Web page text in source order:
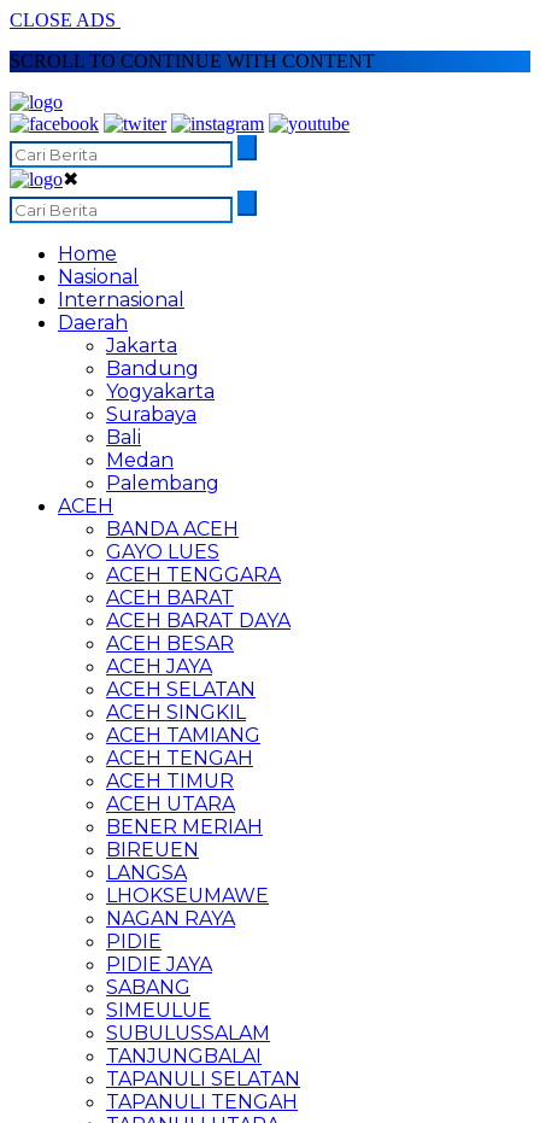
CLOSE ADS
SCROLL TO CONTINUE WITH CONTENT
✖
Home
Nasional
Internasional
Daerah
Jakarta
Bandung
Yogyakarta
Surabaya
Bali
Medan
Palembang
ACEH
BANDA ACEH
GAYO LUES
ACEH TENGGARA
ACEH BARAT
ACEH BARAT DAYA
ACEH BESAR
ACEH JAYA
ACEH SELATAN
ACEH SINGKIL
ACEH TAMIANG
ACEH TENGAH
ACEH TIMUR
ACEH UTARA
BENER MERIAH
BIREUEN
LANGSA
LHOKSEUMAWE
NAGAN RAYA
PIDIE
PIDIE JAYA
SABANG
SIMEULUE
SUBULUSSALAM
TANJUNGBALAI
TAPANULI SELATAN
TAPANULI TENGAH